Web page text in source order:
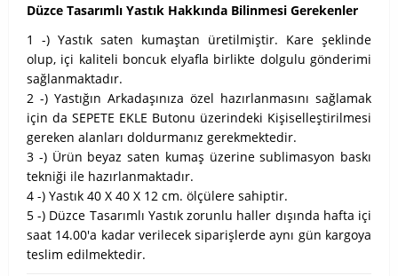
Düzce Tasarımlı Yastık Hakkında Bilinmesi Gerekenler
1 -) Yastık saten kumaştan üretilmiştir. Kare şeklinde
olup, içi kaliteli boncuk elyafla birlikte dolgulu gönderimi
sağlanmaktadır.
2 -) Yastığın Arkadaşınıza özel hazırlanmasını sağlamak
için da SEPETE EKLE Butonu üzerindeki Kişiselleştirilmesi
gereken alanları doldurmanız gerekmektedir.
3 -) Ürün beyaz saten kumaş üzerine sublimasyon baskı
tekniği ile hazırlanmaktadır.
4 -) Yastık 40 X 40 X 12 cm. ölçülere sahiptir.
5 -) Düzce Tasarımlı Yastık zorunlu haller dışında hafta içi
saat 14.00'a kadar verilecek siparişlerde aynı gün kargoya
teslim edilmektedir.